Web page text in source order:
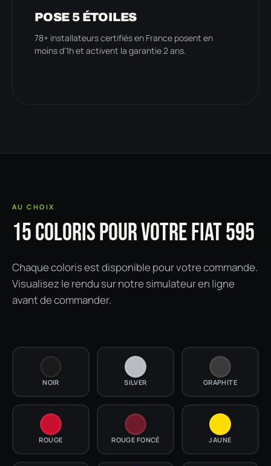
POSE 5 ÉTOILES
78+ installateurs certifiés en France posent en
moins d'1h et activent la garantie 2 ans.
AU CHOIX
15 COLORIS POUR VOTRE FIAT 595
Chaque coloris est disponible pour votre commande.
Visualisez le rendu sur notre simulateur en ligne
avant de commander.
NOIR SILVER GRAPHITE
ROUGE ROUGE FONCÉ JAUNE